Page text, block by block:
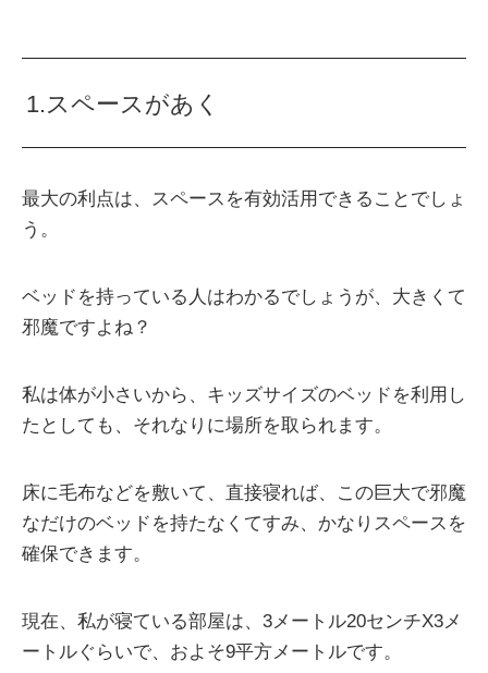
1.スペースがあく
最大の利点は、スペースを有効活用できることでしょ
う。
ベッドを持っている人はわかるでしょうが、大きくて
邪魔ですよね？
私は体が小さいから、キッズサイズのベッドを利用し
たとしても、それなりに場所を取られます。
床に毛布などを敷いて、直接寝れば、この巨大で邪魔
なだけのベッドを持たなくてすみ、かなりスペースを
確保できます。
現在、私が寝ている部屋は、3メートル20センチX3メ
ートルぐらいで、およそ9平方メートルです。